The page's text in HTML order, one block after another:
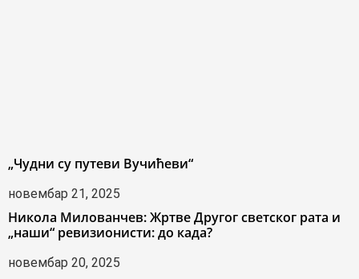
„Чудни су путеви Вучићеви“
новембар 21, 2025
Никола Милованчев: Жртве Другог светског рата и
„наши“ ревизионисти: до када?
новембар 20, 2025